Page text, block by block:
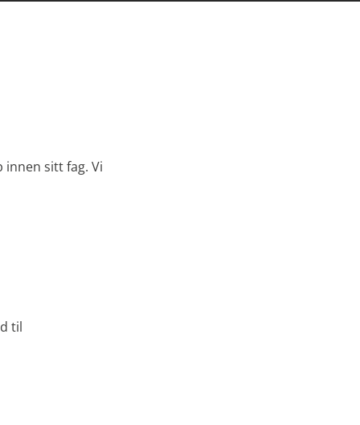
innen sitt fag. Vi
til